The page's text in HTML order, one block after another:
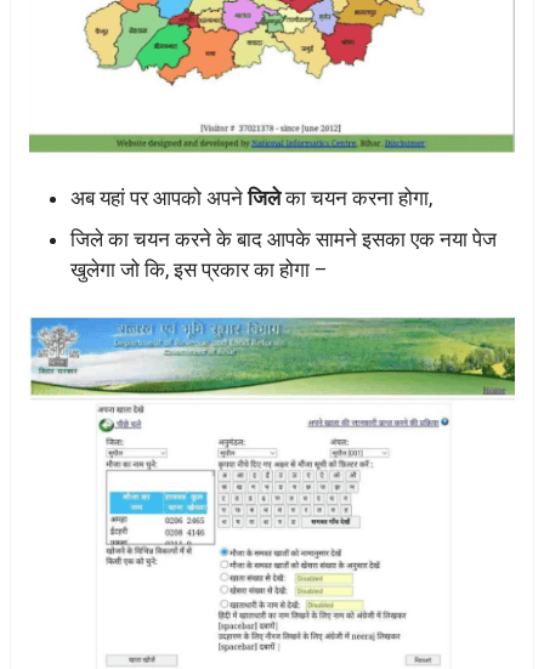
अब यहां पर आपको अपनेजिलेका चयन करना होगा,
जिले का चयन करने के बाद आपके सामने इसका एक नया पेज
खुलेगा जो कि, इस प्रकार का होगा –